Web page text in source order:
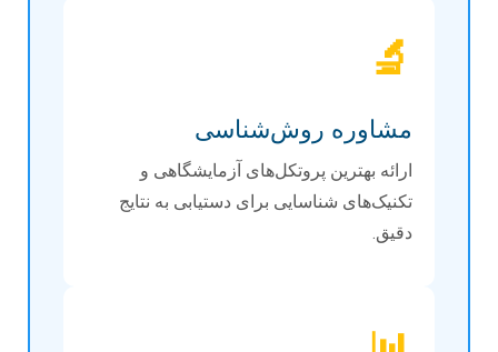
🔬
مشاوره روش‌شناسی
ارائه بهترین پروتکل‌های آزمایشگاهی و
تکنیک‌های شناسایی برای دستیابی به نتایج
دقیق.